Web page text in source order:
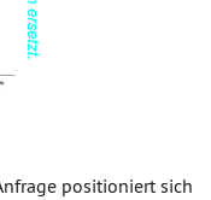
positioniert sich